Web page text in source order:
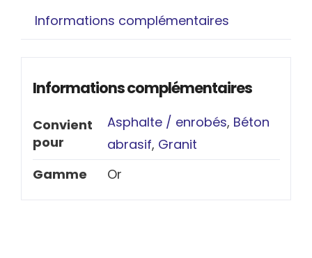
Informations complémentaires
Informations complémentaires
Convient
pour
Asphalte / enrobés, Béton
abrasif, Granit
Gamme
Or